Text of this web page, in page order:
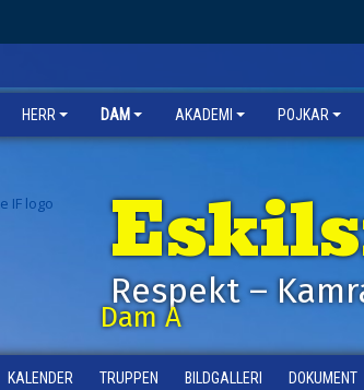
HERR DAM AKADEMI POJKAR
Respekt –
Dam A
KALENDER TRUPPEN BILDGALLERI DOKUMENT